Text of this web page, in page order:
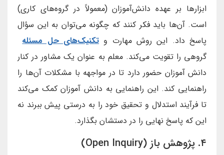
ابزارها بر عهده دانش‌آموزان (معمولاً در گروه‌های کاری)
است. آن‌ها باید فکر کنند که چگونه می‌توان به این سؤال
پاسخ داد. این روش مهارت و تکنیک‌های حل مسئله
گروهی را تقویت می‌کند. معلم به عنوان یک مشاور در کنار
دانش آموزان حضور دارد تا در مواجهه با مشکلات آن‌ها را
راهنمایی کند. این راهنمایی به دانش آموزان کمک می‌کند
تا فرآیند استدلال و تحقیق خود را به درستی پیش ببرند نه
این که پاسخ نهایی را در دستشان بگذارد.
۴. پژوهش باز (Open Inquiry)